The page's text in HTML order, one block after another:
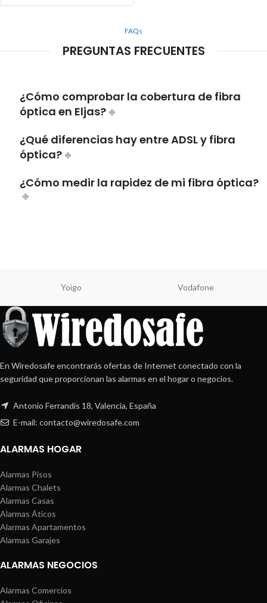
FAQs
PREGUNTAS FRECUENTES
¿Cómo comprobar la cobertura de fibra
óptica en Eljas?
¿Qué diferencias hay entre ADSL y fibra
óptica?
¿Cómo medir la rapidez de mi fibra óptica?
Yoigo Vodafone
En Wiredosafe encontrarás ofertas de Internet conectado con la
seguridad que proporcionan las alarmas en el hogar o negocios.
Antonio Ferrandis 18, Valencia, España
E-mail: contacto@wiredosafe.com
ALARMAS HOGAR
Alarmas Pisos
Alarmas Chalets
Alarmas Casas
Alarmas Áticos
Alarmas Apartamentos
Alarmas Garajes
ALARMAS NEGOCIOS
Alarmas Comercios